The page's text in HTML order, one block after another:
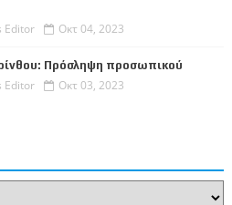
Editor Οκτ 04, 2023
Πρόσληψη προσωπικού
Editor Οκτ 03, 2023